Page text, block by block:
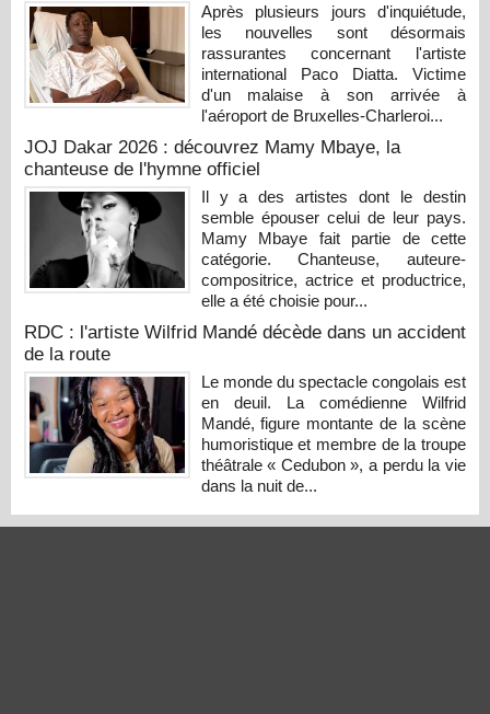
Après plusieurs jours d'inquiétude,
les nouvelles sont désormais
rassurantes concernant l'artiste
international Paco Diatta. Victime
d'un malaise à son arrivée à
l'aéroport de Bruxelles-Charleroi...
JOJ Dakar 2026 : découvrez Mamy Mbaye, la
chanteuse de l'hymne officiel
Il y a des artistes dont le destin
semble épouser celui de leur pays.
Mamy Mbaye fait partie de cette
catégorie. Chanteuse, auteure-
compositrice, actrice et productrice,
elle a été choisie pour...
RDC : l'artiste Wilfrid Mandé décède dans un accident
de la route
Le monde du spectacle congolais est
en deuil. La comédienne Wilfrid
Mandé, figure montante de la scène
humoristique et membre de la troupe
théâtrale « Cedubon », a perdu la vie
dans la nuit de...